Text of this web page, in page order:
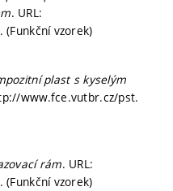
. URL:
vzorek)
plast s kyselým
www.fce.vutbr.cz/pst.
rám. URL:
vzorek)